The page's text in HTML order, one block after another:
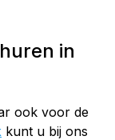
in
ook voor de
kunt u bij ons